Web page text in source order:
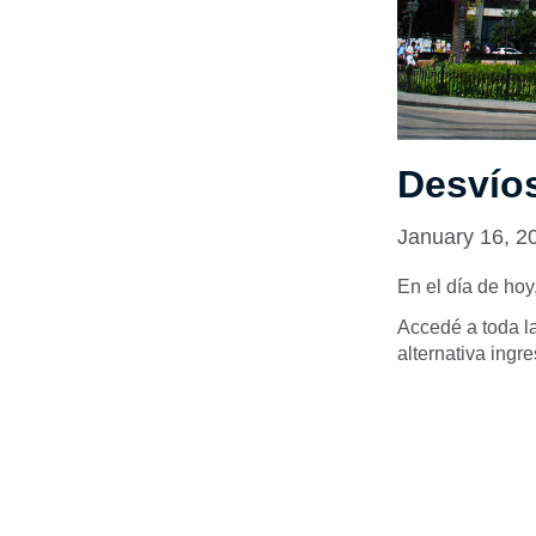
January 16,
En el día de
Accedé a toda
alternativa